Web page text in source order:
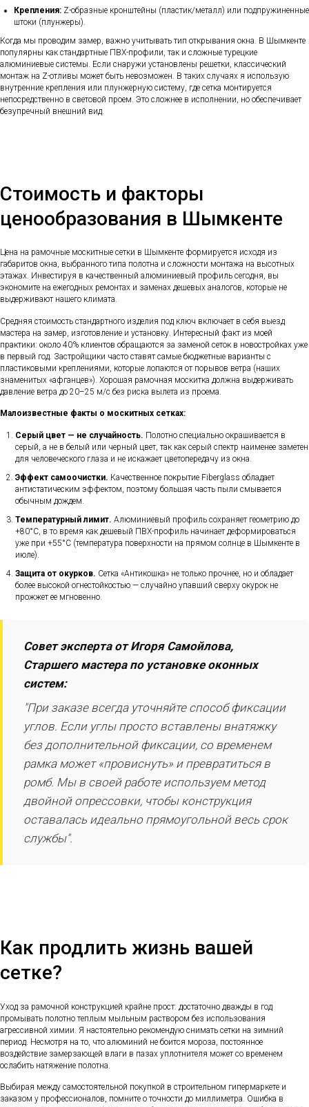
Крепления: Z-образные кронштейны (пластик/металл) или подпружиненные
штоки (плунжеры).
Когда мы проводим замер, важно учитывать тип открывания окна. В Шымкенте
популярны как стандартные ПВХ-профили, так и сложные турецкие
алюминиевые системы. Если снаружи установлены решетки, классический
монтаж на Z-отливы может быть невозможен. В таких случаях я использую
внутренние крепления или плунжерную систему, где сетка монтируется
непосредственно в световой проем. Это сложнее в исполнении, но обеспечивает
безупречный внешний вид.
Стоимость и факторы
ценообразования в Шымкенте
Цена на рамочные москитные сетки в Шымкенте формируется исходя из
габаритов окна, выбранного типа полотна и сложности монтажа на высотных
этажах. Инвестируя в качественный алюминиевый профиль сегодня, вы
экономите на ежегодных ремонтах и заменах дешевых аналогов, которые не
выдерживают нашего климата.
Средняя стоимость стандартного изделия под ключ включает в себя выезд
мастера на замер, изготовление и установку. Интересный факт из моей
практики: около 40% клиентов обращаются за заменой сеток в новостройках уже
в первый год. Застройщики часто ставят самые бюджетные варианты с
пластиковыми креплениями, которые лопаются от порывов ветра (наших
знаменитых «афганцев»). Хорошая рамочная москитка должна выдерживать
давление ветра до 20–25 м/с без риска вылета из проема.
Малоизвестные факты о москитных сетках:
Серый цвет — не случайность. Полотно специально окрашивается в
серый, а не в белый или черный цвет, так как серый спектр наименее заметен
для человеческого глаза и не искажает цветопередачу из окна.
Эффект самоочистки. Качественное покрытие Fiberglass обладает
антистатическим эффектом, поэтому большая часть пыли смывается
обычным дождем.
Температурный лимит. Алюминиевый профиль сохраняет геометрию до
+80°C, в то время как дешевый ПВХ-профиль начинает деформироваться
уже при +55°C (температура поверхности на прямом солнце в Шымкенте в
июле).
Защита от окурков. Сетка «Антикошка» не только прочнее, но и обладает
более высокой огнестойкостью — случайно упавший сверху окурок не
прожжет ее мгновенно.
Совет эксперта от Игоря Самойлова,
Старшего мастера по установке оконных
систем:
"При заказе всегда уточняйте способ фиксации
углов. Если углы просто вставлены внатяжку
без дополнительной фиксации, со временем
рамка может «провиснуть» и превратиться в
ромб. Мы в своей работе используем метод
двойной опрессовки, чтобы конструкция
оставалась идеально прямоугольной весь срок
службы".
Как продлить жизнь вашей
сетке?
Уход за рамочной конструкцией крайне прост: достаточно дважды в год
промывать полотно теплым мыльным раствором без использования
агрессивной химии. Я настоятельно рекомендую снимать сетки на зимний
период. Несмотря на то, что алюминий не боится мороза, постоянное
воздействие замерзающей влаги в пазах уплотнителя может со временем
ослабить натяжение полотна.
Выбирая между самостоятельной покупкой в строительном гипермаркете и
заказом у профессионалов, помните о точности до миллиметра. Ошибка в